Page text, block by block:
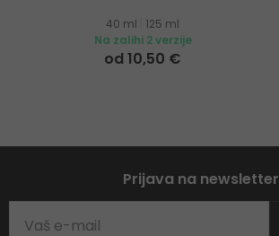
40 ml
125 ml
Na zalihi 2 verzije
od 10,50 €
Prijava na newsletter